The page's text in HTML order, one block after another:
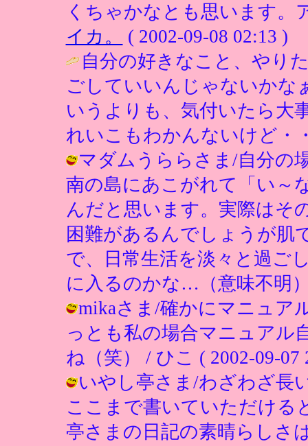
くちゃかなとも思います
イカ。
( 2002-09-08 02:13 )
自分の好きなこと、やり
ごしていいんじゃないかな
いうよりも、気付いたら大
れいこもわかんないけど・
マダムうららさま/自分の
南の島にあこがれて「い～
んだと思います。実際はそ
困難があるんでしょうが
で、日常生活を淡々と過ご
に入るのかな…（意味不明
mikaさま/確かにマニュア
っとも私の場合マニュアル
ね（笑） / ひこ ( 2002-09-07
いやし亭さま/わざわざ長
ここまで書いていただける
亭さまの日記の素晴らしさ